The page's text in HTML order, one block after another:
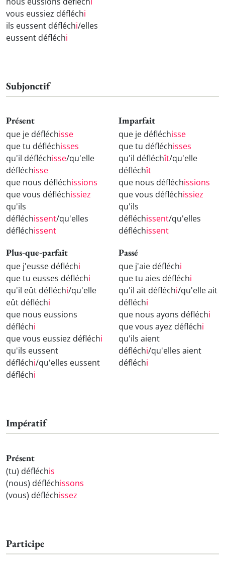
vous eussiez défléchi
ils eussent défléchi/elles
eussent défléchi
Subjonctif
Présent
que je défléchisse
que tu défléchisses
qu'il défléchisse/qu'elle
défléchisse
que nous défléchissions
que vous défléchissiez
qu'ils
défléchissent/qu'elles
défléchissent
Imparfait
que je défléchisse
que tu défléchisses
qu'il défléchît/qu'elle
défléchît
que nous défléchissions
que vous défléchissiez
qu'ils
défléchissent/qu'elles
défléchissent
Plus-que-parfait
que j'eusse défléchi
que tu eusses défléchi
qu'il eût défléchi/qu'elle
eût défléchi
que nous eussions
défléchi
que vous eussiez défléchi
qu'ils eussent
défléchi/qu'elles eussent
défléchi
Passé
que j'aie défléchi
que tu aies défléchi
qu'il ait défléchi/qu'elle ait
défléchi
que nous ayons défléchi
que vous ayez défléchi
qu'ils aient
défléchi/qu'elles aient
défléchi
Impératif
Présent
(tu) défléchis
(nous) défléchissons
(vous) défléchissez
Participe